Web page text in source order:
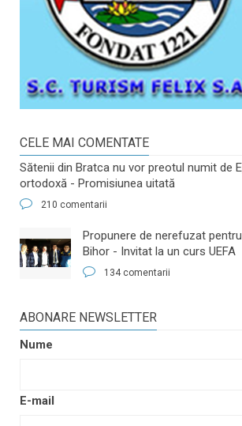
CELE MAI COMENTATE
Sătenii din Bratca nu vor preotul numit de
ortodoxă - Promisiunea uitată
210 comentarii
​Propunere de nerefuzat
Bihor - Invitat la un curs UEFA
134 comentarii
ABONARE NEWSLETTER
Nume
E-mail